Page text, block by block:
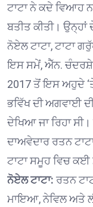
ਟਾਟਾ ਨੇ ਕਦੇ ਵਿਆਹ
ਬਤੀਤ ਕੀਤੀ।
ਨੋਏਲ ਟਾਟਾ, ਟਾਟਾ
ਇਸ ਸਮੇਂ, ਐੱਨ.
2017 ਤੋਂ ਇਸ ਅਹੁਦੇ
ਭਵਿੱਖ ਦੀ ਅਗਵਾਈ
ਦੇਖਿਆ ਜਾ ਰਿਹਾ
ਦਾਅਵੇਦਾਰ ਰਤਨ
ਟਾਟਾ ਸਮੂਹ ਵਿਚ
ਨੋਏਲ ਟਾਟਾ: ਰਤਨ
ਮਾਇਆ, ਨੇਵਿਲ ਅਤੇ